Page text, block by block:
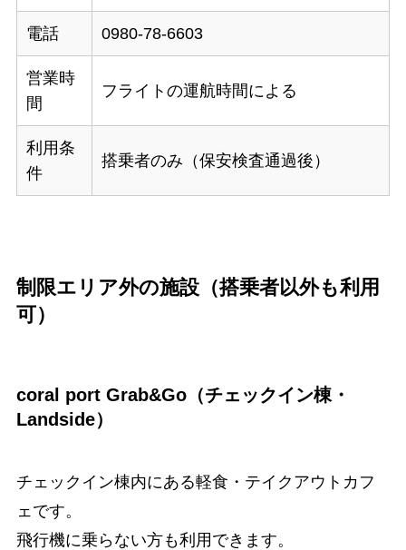
電話 0980-78-6603
営業時
間
フライトの運航時間による
利用条
件
搭乗者のみ（保安検査通過後）
制限エリア外の施設（搭乗者以外も利用
可）
coral port Grab&Go（チェックイン棟・
Landside）
チェックイン棟内にある軽食・テイクアウトカフ
ェです。
飛行機に乗らない方も利用できます。